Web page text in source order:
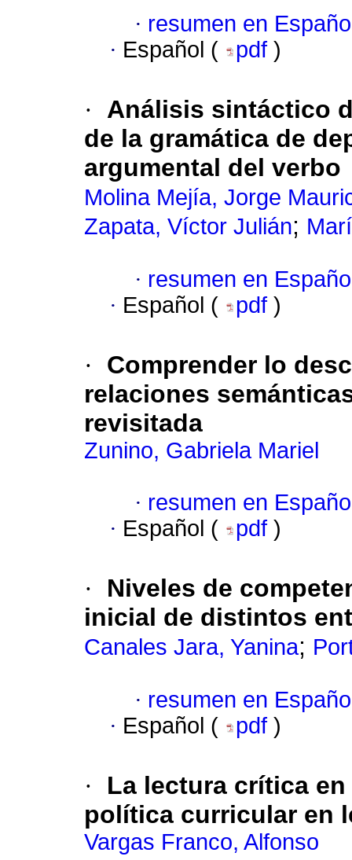
· resumen en
· Español ( pdf )
·
Análisis sintáctico
de la gramática de
argumental del verbo
Molina Mejía, Jorge
Zapata, Víctor Julián;
· resumen en
· Español ( pdf )
·
Comprender lo
relaciones
revisitada
Zunino, Gabriela Mariel
· resumen en
· Español ( pdf )
·
Niveles de
inicial de distintos
Canales Jara, Yanina;
· resumen en
· Español ( pdf )
·
La lectura crítica
política curricular en
Vargas Franco, Alfonso